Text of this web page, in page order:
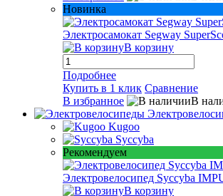
Новинка
Электросамокат Segway
В корзину
Подробнее
Купить в 1 клик Сравнение
В избранное
В
Kugoo
Syccyba
Рекомендуем
Электровелосипед Syccyba
В корзину